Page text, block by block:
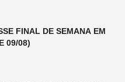
FINAL DE SEMANA EM
09/08)